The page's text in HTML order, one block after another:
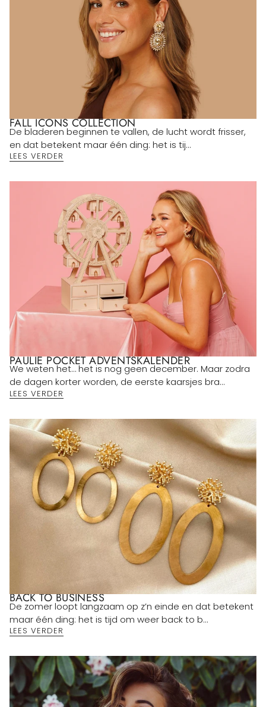
FALL ICONS COLLECTION
De bladeren beginnen te vallen, de lucht wordt frisser,
en dat betekent maar één ding: het is tij...
LEES VERDER
PAULIE POCKET ADVENTSKALENDER
We weten het… het is nog geen december. Maar zodra
de dagen korter worden, de eerste kaarsjes bra...
LEES VERDER
BACK TO BUSINESS
De zomer loopt langzaam op z’n einde en dat betekent
maar één ding: het is tijd om weer back to b...
LEES VERDER